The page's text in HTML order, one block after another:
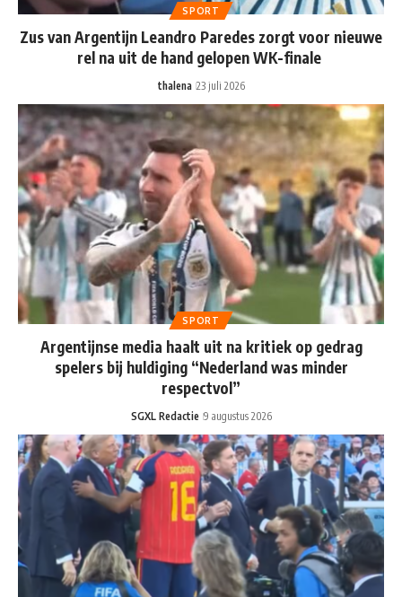
SPORT
Zus van Argentijn Leandro Paredes zorgt voor nieuwe
rel na uit de hand gelopen WK-finale
thalena 23 juli 2026
SPORT
Argentijnse media haalt uit na kritiek op gedrag
spelers bij huldiging “Nederland was minder
respectvol”
SGXL Redactie 9 augustus 2026